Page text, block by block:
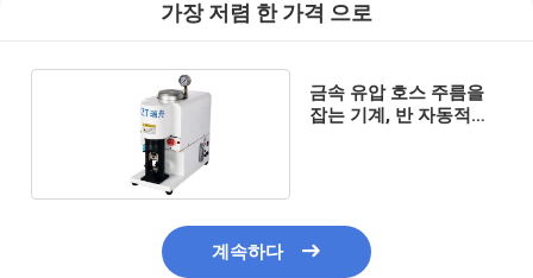
가장 저렴 한 가격 으로
금속 유압 호스 주름을
잡는 기계, 반 자동적인
계속하다